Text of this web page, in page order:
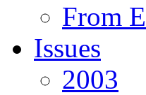
From
Issues
2003